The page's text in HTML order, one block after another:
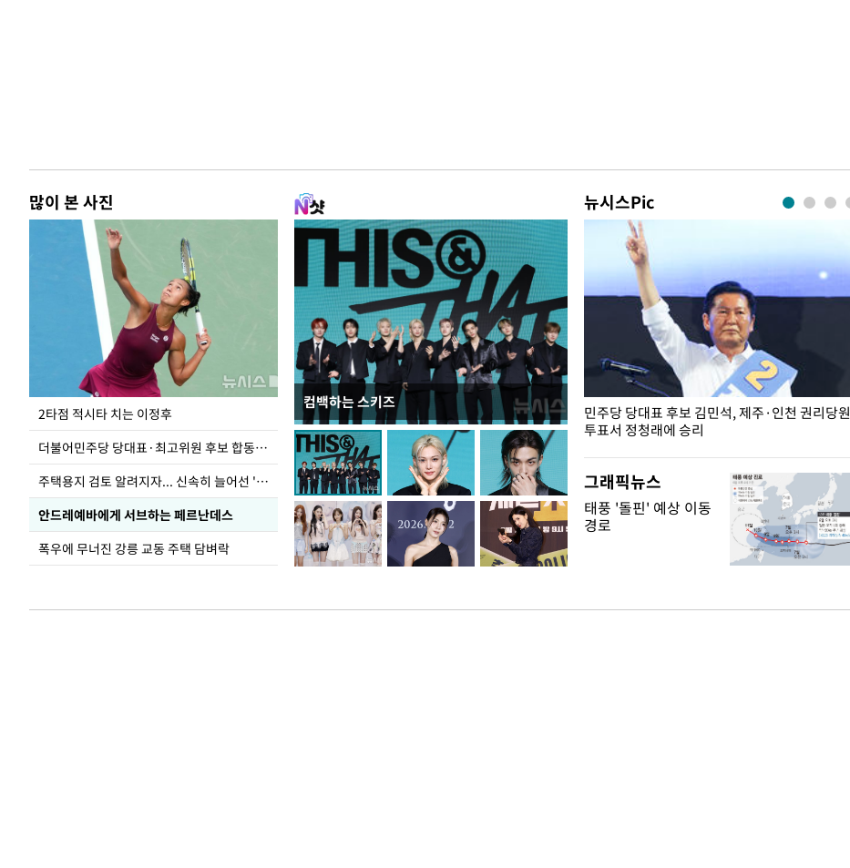
많이 본 사진
2타점 적시타 치는 이정후
더불어민주당 당대표·최고위원 후보 합동연설회
주택용지 검토 알려지자... 신속히 늘어선 '근조화환'
안드레예바에게 서브하는 페르난데스
폭우에 무너진 강릉 교동 주택 담벼락
컴백하는 스키즈
뉴시스Pic
이번주 국회에는 무슨 일이? [뉴시스국회토pic]
민주당 당대표 후보 김민석, 제주·인천 권리당원
투표서 정청래에 승리
그래픽뉴스
태풍 '돌핀' 예상 이동
경로